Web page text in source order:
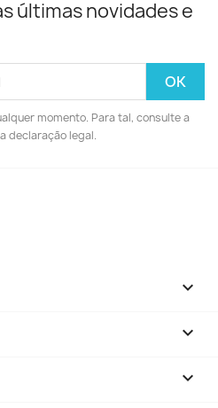
últimas novidades e
momento. Para tal, consulte a
declaração legal.


